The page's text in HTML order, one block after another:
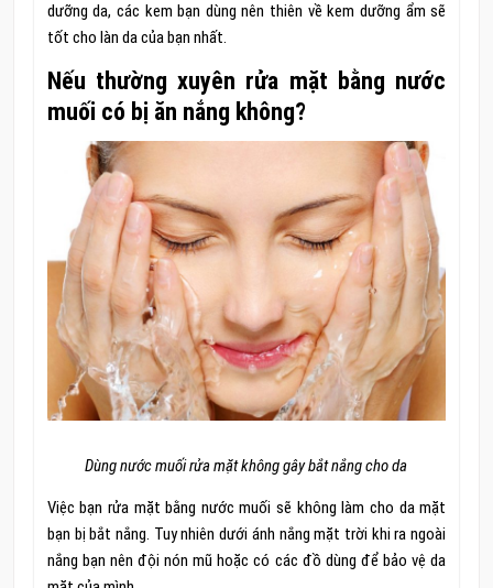
dưỡng da, các kem bạn dùng nên thiên về kem dưỡng ẩm sẽ
tốt cho làn da của bạn nhất.
Nếu thường xuyên rửa mặt bằng nước
muối có bị ăn nắng không?
Dùng nước muối rửa mặt không gây bắt nắng cho da
Việc bạn rửa mặt bằng nước muối sẽ không làm cho da mặt
bạn bị bắt nắng. Tuy nhiên dưới ánh nắng mặt trời khi ra ngoài
nắng bạn nên đội nón mũ hoặc có các đồ dùng để bảo vệ da